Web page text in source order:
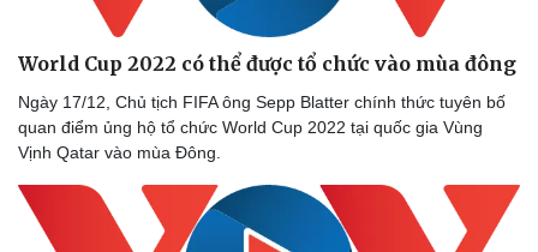
World Cup 2022 có thể được tổ chức vào mùa đông
Ngày 17/12, Chủ tịch FIFA ông Sepp Blatter chính thức tuyên bố
quan điểm ủng hộ tổ chức World Cup 2022 tại quốc gia Vùng
Vịnh Qatar vào mùa Đông.